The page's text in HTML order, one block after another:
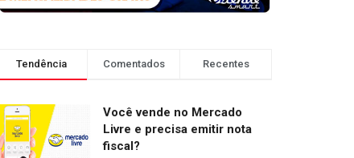
Tendência Comentados Recentes
Você vende no Mercado
Livre e precisa emitir nota
fiscal?